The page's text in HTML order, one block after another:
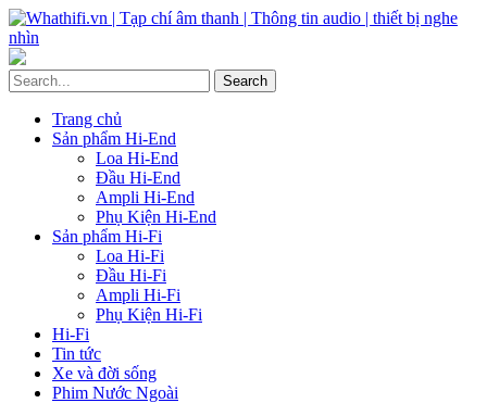
Trang chủ
Sản phẩm Hi-End
Loa Hi-End
Đầu Hi-End
Ampli Hi-End
Phụ Kiện Hi-End
Sản phẩm Hi-Fi
Loa Hi-Fi
Đầu Hi-Fi
Ampli Hi-Fi
Phụ Kiện Hi-Fi
Hi-Fi
Tin tức
Xe và đời sống
Phim Nước Ngoài